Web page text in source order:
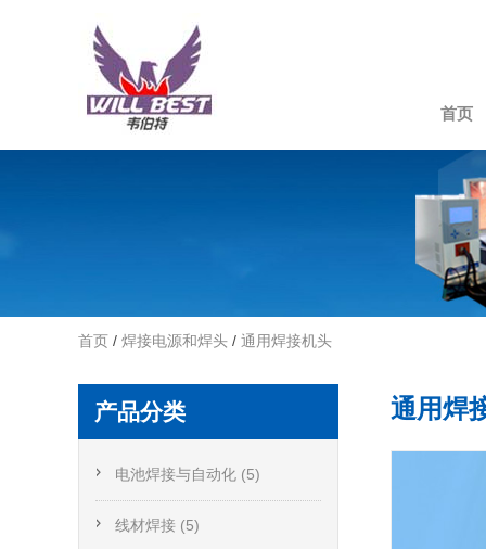
首页
首页 / 焊接电源和焊头 / 通用焊接机头
产品分类
电池焊接与自动化 (5)
线材焊接 (5)
通用焊